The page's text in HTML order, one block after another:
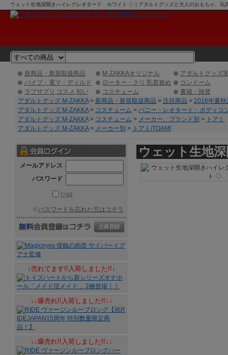
ウェット生地深開きハイレグレオタード ホワイト ◇ | アダルトグッズと大人のおもちゃ、玩
新商品・新規取扱商品 M-ZAKKAオリジナル
アダルトグッズ
バイブ・電マ・ディルド
ローター・クリ,乳首責め
コンドーム
ラブサプリ,コスメ,匂い
コスチューム
書籍・雑貨
アダルトグッズ M-ZAKKA> 新商品・新規取扱商品 > 注目商品 > 2016年夏秋
アダルトグッズ M-ZAKKA> コスチューム > バニー・レオタード・ボディコ
アダルトグッズ M-ZAKKA> コスチューム > メーカー、ブランド別 > トアミ
アダルトグッズ M-ZAKKA> メーカー別 > トアミ/TOAMI
ウェット生地
メールアドレス
パスワード
記録
※パスワードを忘れた方はコチラ
↓売れてます!!入荷しました!!↓
↓↓爆売れ!!入荷しました!!↓↓
↓↓爆売れ!!入荷しました!!↓↓